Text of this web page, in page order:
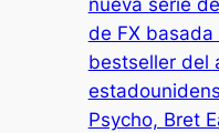
nueva serie
de FX basada
bestseller del
Psycho, Bret